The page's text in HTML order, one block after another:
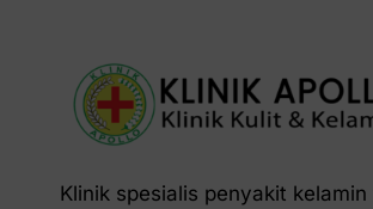
Klinik spesialis penyakit kelamin